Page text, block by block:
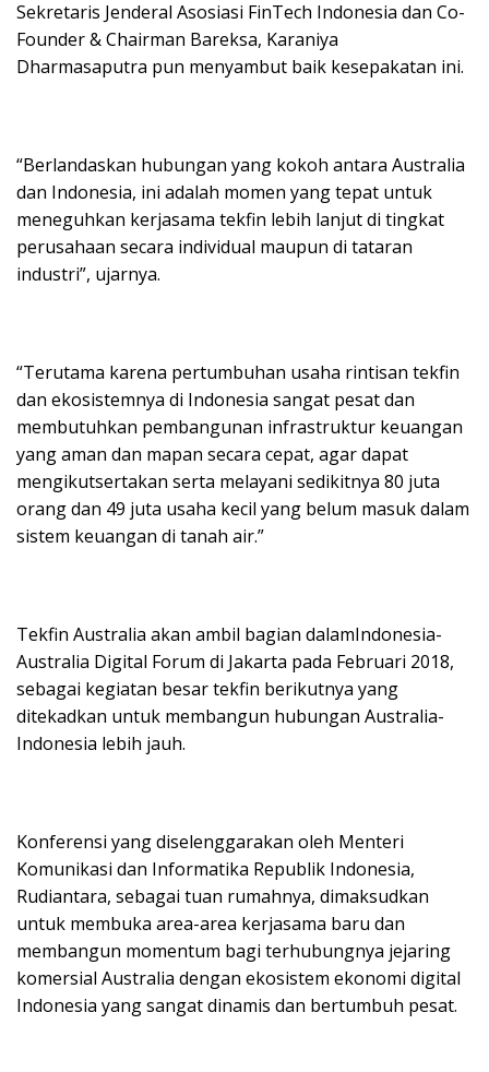
Sekretaris Jenderal Asosiasi FinTech Indonesia dan Co-
Founder & Chairman Bareksa, Karaniya
Dharmasaputra pun menyambut baik kesepakatan ini.
“Berlandaskan hubungan yang kokoh antara Australia
dan Indonesia, ini adalah momen yang tepat untuk
meneguhkan kerjasama tekfin lebih lanjut di tingkat
perusahaan secara individual maupun di tataran
industri”, ujarnya.
“Terutama karena pertumbuhan usaha rintisan tekfin
dan ekosistemnya di Indonesia sangat pesat dan
membutuhkan pembangunan infrastruktur keuangan
yang aman dan mapan secara cepat, agar dapat
mengikutsertakan serta melayani sedikitnya 80 juta
orang dan 49 juta usaha kecil yang belum masuk dalam
sistem keuangan di tanah air.”
Tekfin Australia akan ambil bagian dalamIndonesia-
Australia Digital Forum di Jakarta pada Februari 2018,
sebagai kegiatan besar tekfin berikutnya yang
ditekadkan untuk membangun hubungan Australia-
Indonesia lebih jauh.
Konferensi yang diselenggarakan oleh Menteri
Komunikasi dan Informatika Republik Indonesia,
Rudiantara, sebagai tuan rumahnya, dimaksudkan
untuk membuka area-area kerjasama baru dan
membangun momentum bagi terhubungnya jejaring
komersial Australia dengan ekosistem ekonomi digital
Indonesia yang sangat dinamis dan bertumbuh pesat.